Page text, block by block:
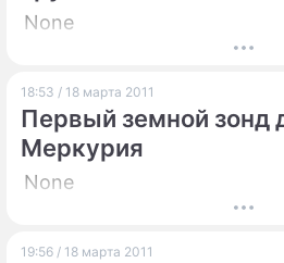
None
18:53 / 18 марта 2011
Первый земной зонд
Меркурия
None
19:56 / 18 марта 2011